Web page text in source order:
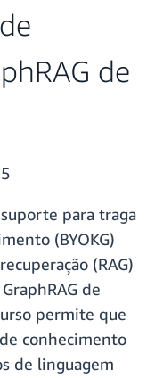
de
para traga
(BYOKG)
(RAG)
de
permite que
conhecimento
de linguagem